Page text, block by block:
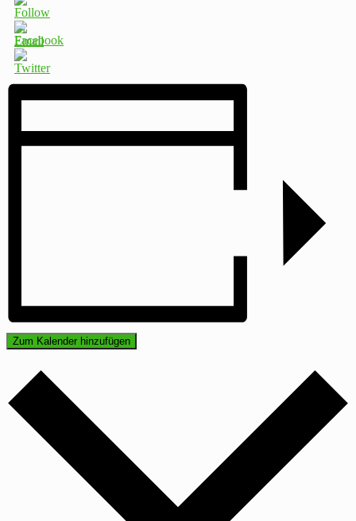
Zum Kalender hinzufügen